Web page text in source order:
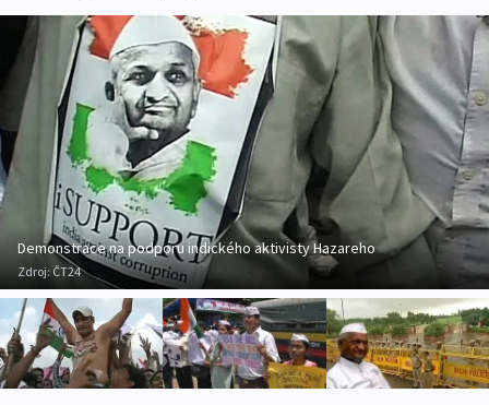
Demonstrace na podporu indického aktivisty Hazareho
Zdroj: ČT24